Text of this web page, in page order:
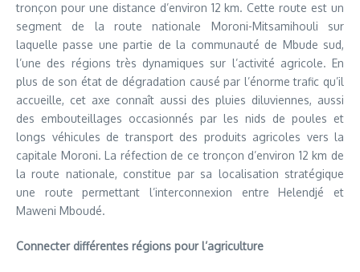
tronçon pour une distance d’environ 12 km. Cette route est un
segment de la route nationale Moroni-Mitsamihouli sur
laquelle passe une partie de la communauté de Mbude sud,
l’une des régions très dynamiques sur l’activité agricole. En
plus de son état de dégradation causé par l’énorme trafic qu’il
accueille, cet axe connaît aussi des pluies diluviennes, aussi
des embouteillages occasionnés par les nids de poules et
longs véhicules de transport des produits agricoles vers la
capitale Moroni. La réfection de ce tronçon d’environ 12 km de
la route nationale, constitue par sa localisation stratégique
une route permettant l’interconnexion entre Helendjé et
Maweni Mboudé.
Connecter différentes régions pour l’agriculture